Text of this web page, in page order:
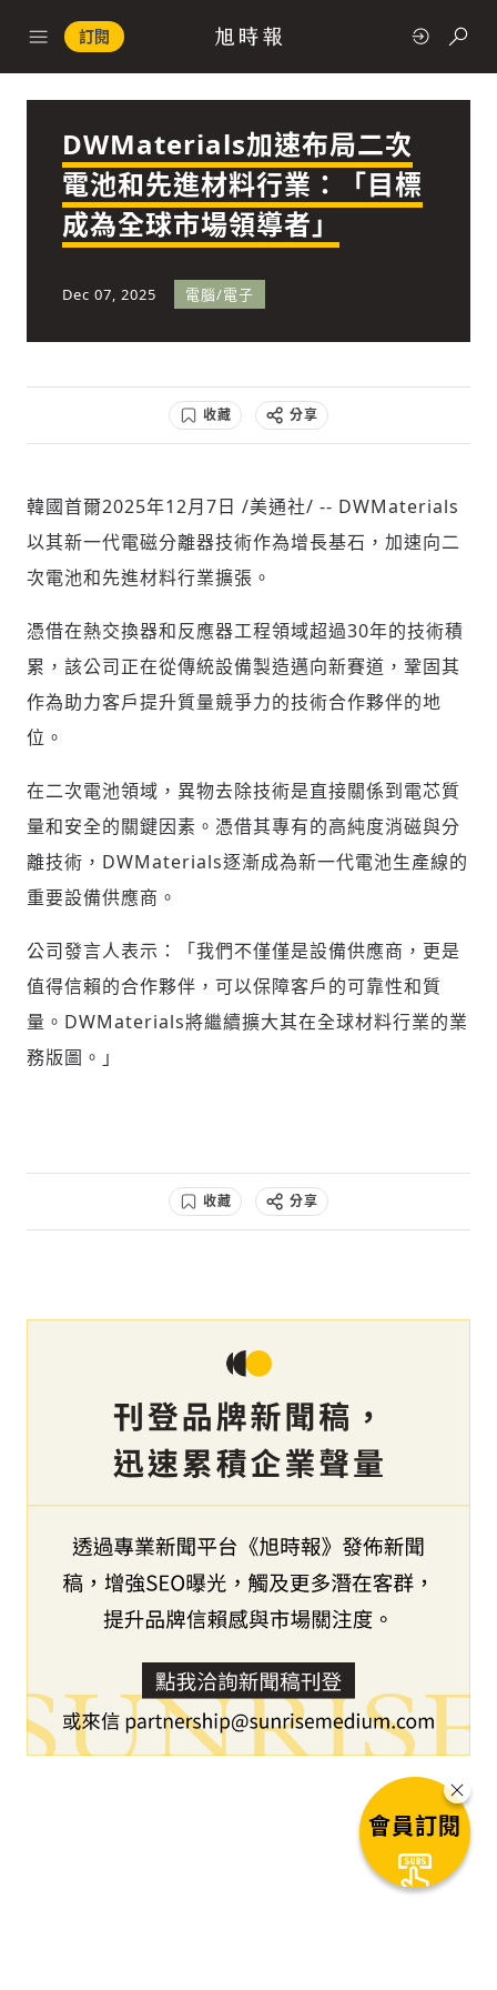
訂閱
快速連結
政治
經濟
科技
社會
登入或註冊
歡迎您加入《旭時報》
掌握國際政經脈動
輸入 Email 驗證碼
DWMaterials加速布局二次
電池和先進材料行業：「目標
成為全球市場領導者」
Dec 07, 2025 電腦/電子
收藏 分享
韓國首爾2025年12月7日 /美通社/ -- DWMaterials
以其新一代電磁分離器技術作為增長基石，加速向二
次電池和先進材料行業擴張。
憑借在熱交換器和反應器工程領域超過30年的技術積
累，該公司正在從傳統設備製造邁向新賽道，鞏固其
作為助力客戶提升質量競爭力的技術合作夥伴的地
位。
在二次電池領域，異物去除技術是直接關係到電芯質
量和安全的關鍵因素。憑借其專有的高純度消磁與分
離技術，DWMaterials逐漸成為新一代電池生產線的
重要設備供應商。
公司發言人表示：「我們不僅僅是設備供應商，更是
值得信賴的合作夥伴，可以保障客戶的可靠性和質
量。DWMaterials將繼續擴大其在全球材料行業的業
務版圖。」
收藏 分享
會員訂閱